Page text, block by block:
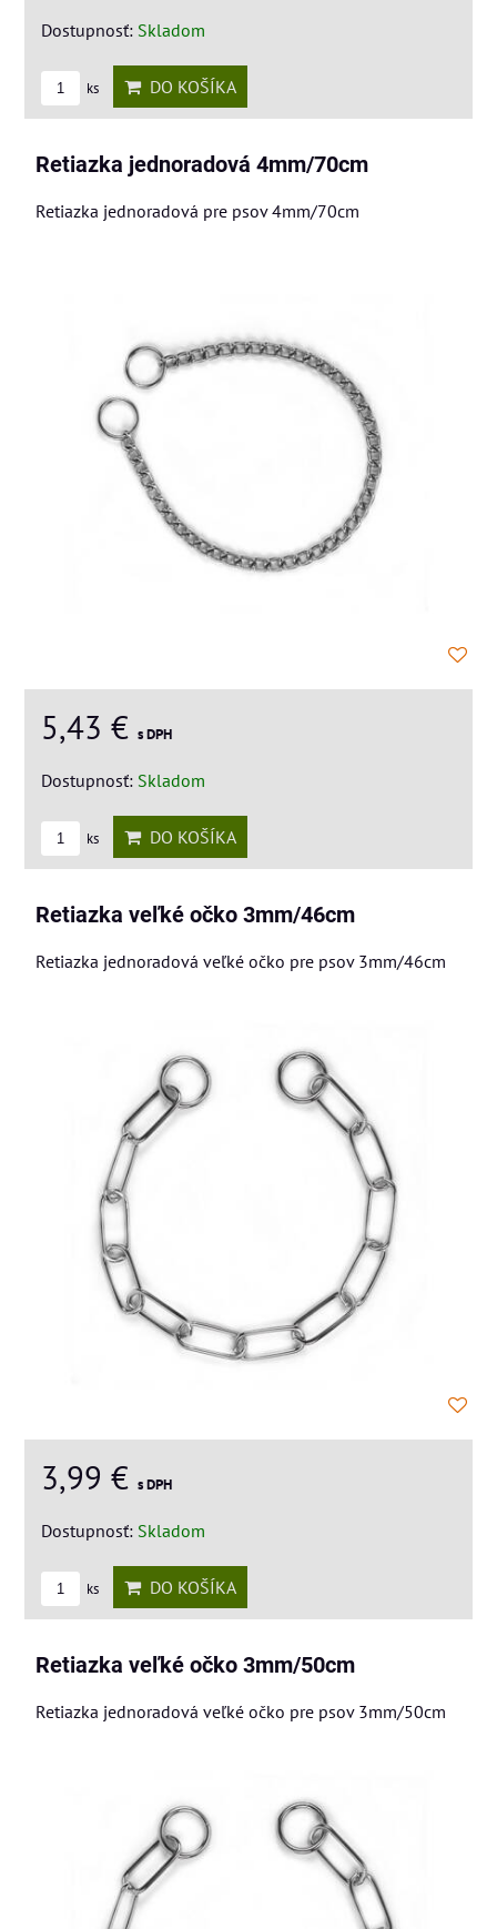
Dostupnosť: Skladom
ks DO KOŠÍKA
Retiazka jednoradová 4mm/70cm
Retiazka jednoradová pre psov 4mm/70cm
5,43 € s DPH
Dostupnosť: Skladom
ks DO KOŠÍKA
Retiazka veľké očko 3mm/46cm
Retiazka jednoradová veľké očko pre psov 3mm/46cm
3,99 € s DPH
Dostupnosť: Skladom
ks DO KOŠÍKA
Retiazka veľké očko 3mm/50cm
Retiazka jednoradová veľké očko pre psov 3mm/50cm